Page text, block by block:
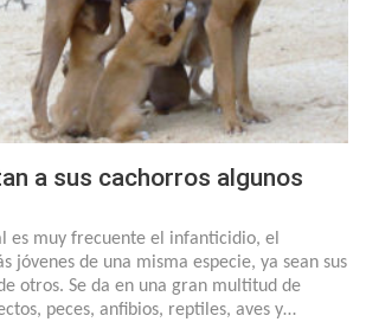
a sus cachorros algunos
es muy frecuente el infanticidio, el
jóvenes de una misma especie, ya sean sus
otros. Se da en una gran multitud de
peces, anfibios, reptiles, aves y…